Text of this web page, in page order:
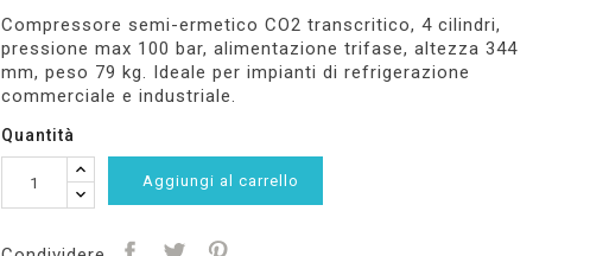
Compressore semi-ermetico CO2 transcritico, 4 cilindri,
pressione max 100 bar, alimentazione trifase, altezza 344
mm, peso 79 kg. Ideale per impianti di refrigerazione
commerciale e industriale.
Quantità
Aggiungi al carrello